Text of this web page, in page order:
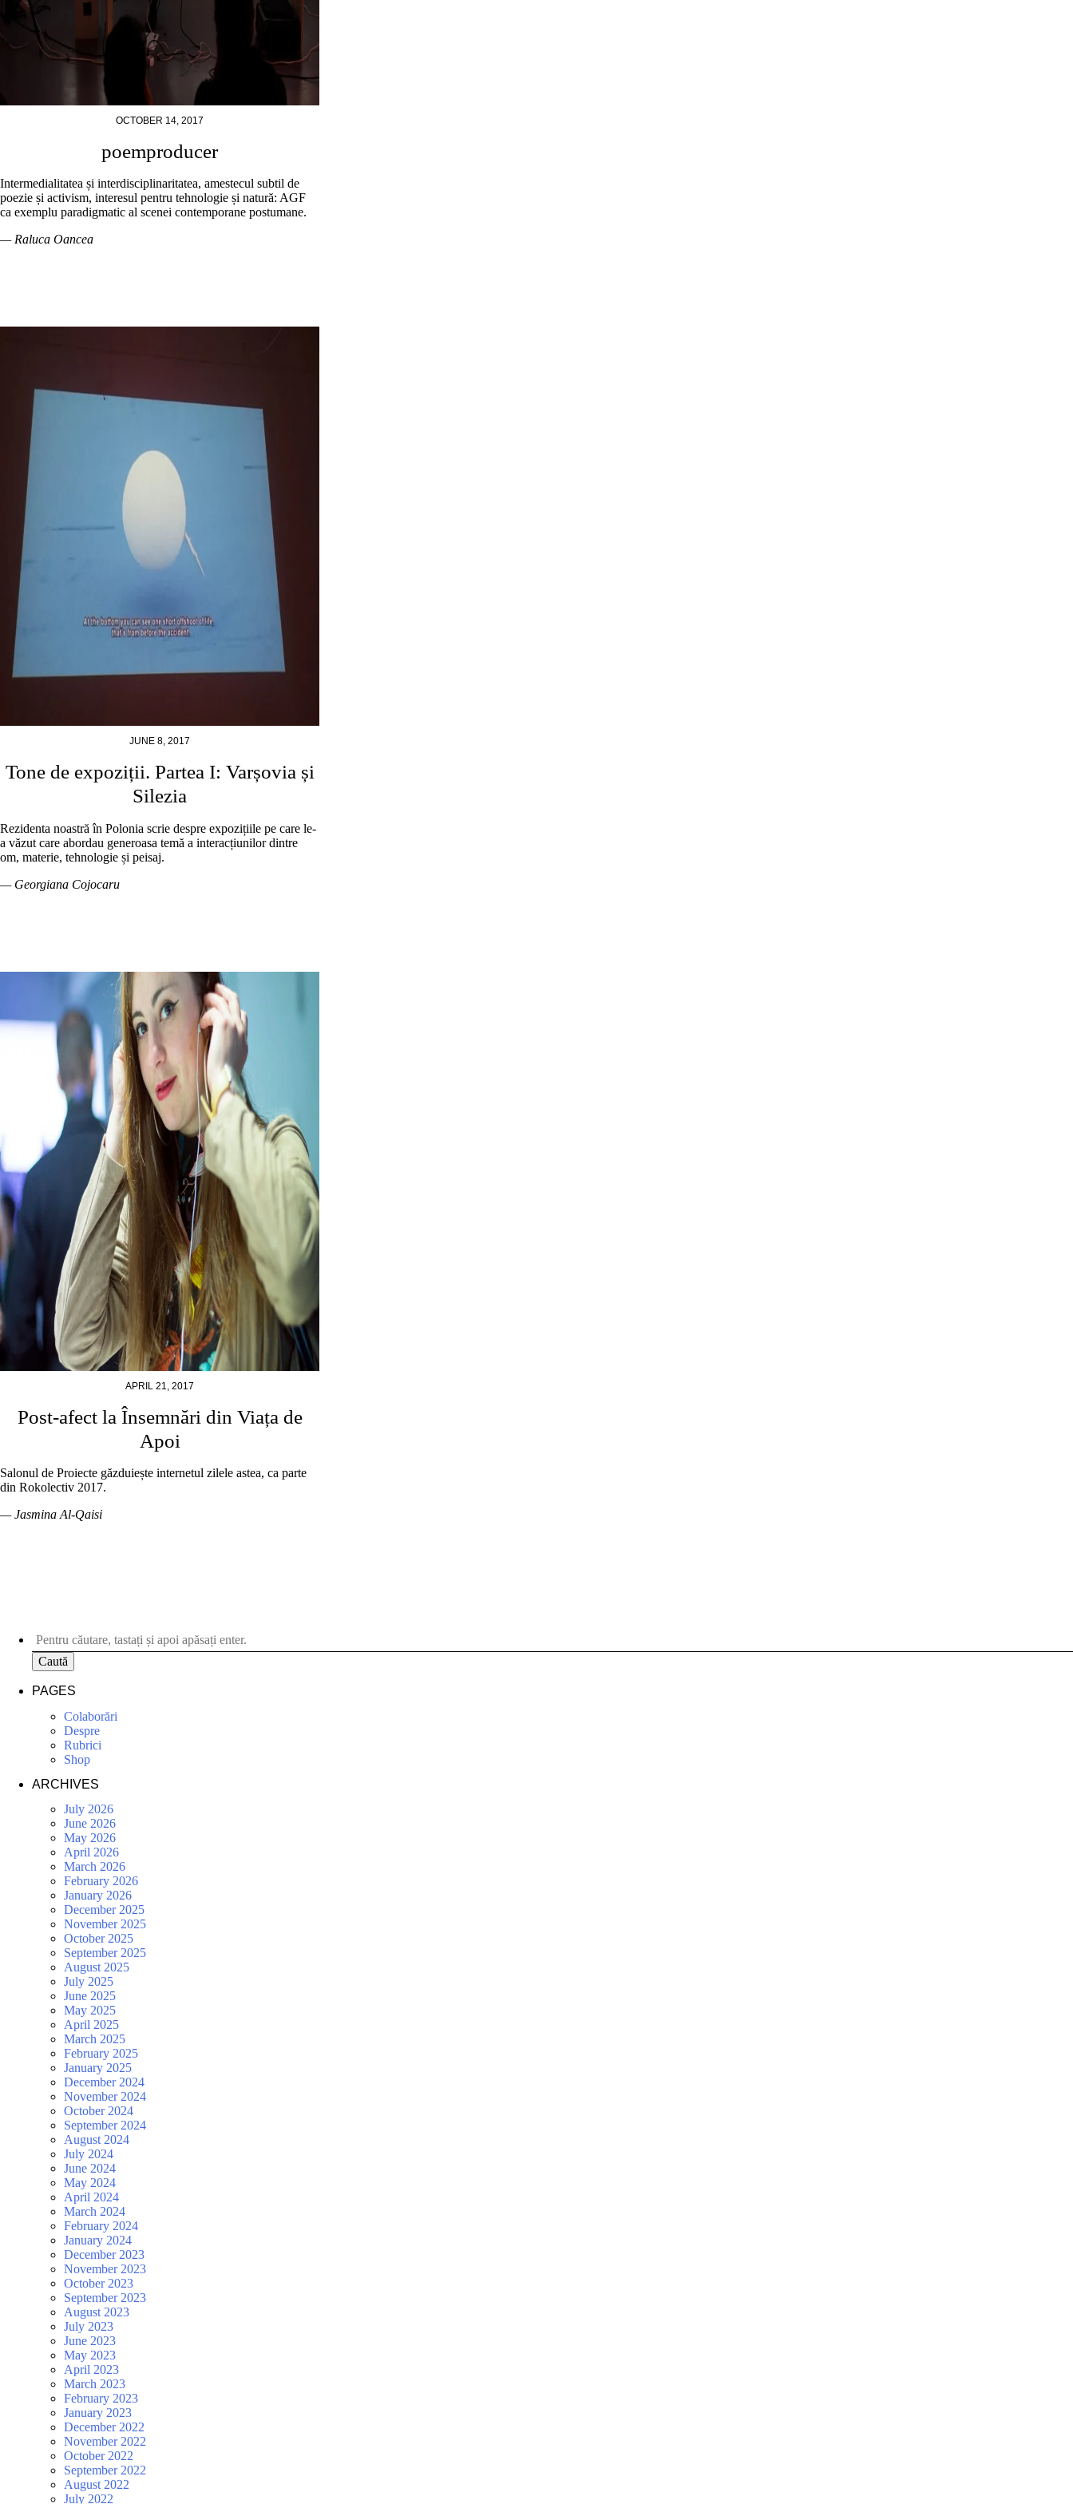
OCTOBER 14, 2017
poemproducer
Intermedialitatea și interdisciplinaritatea, amestecul subtil de
poezie și activism, interesul pentru tehnologie și natură: AGF
ca exemplu paradigmatic al scenei contemporane postumane.
— Raluca Oancea
JUNE 8, 2017
Tone de expoziții. Partea I: Varșovia și
Silezia
Rezidenta noastră în Polonia scrie despre expozițiile pe care le-
a văzut care abordau generoasa temă a interacțiunilor dintre
om, materie, tehnologie și peisaj.
— Georgiana Cojocaru
APRIL 21, 2017
Post-afect la Însemnări din Viața de
Apoi
Salonul de Proiecte găzduiește internetul zilele astea, ca parte
din Rokolectiv 2017.
— Jasmina Al-Qaisi
Caută
PAGES
Colaborări
Despre
Rubrici
Shop
ARCHIVES
July 2026
June 2026
May 2026
April 2026
March 2026
February 2026
January 2026
December 2025
November 2025
October 2025
September 2025
August 2025
July 2025
June 2025
May 2025
April 2025
March 2025
February 2025
January 2025
December 2024
November 2024
October 2024
September 2024
August 2024
July 2024
June 2024
May 2024
April 2024
March 2024
February 2024
January 2024
December 2023
November 2023
October 2023
September 2023
August 2023
July 2023
June 2023
May 2023
April 2023
March 2023
February 2023
January 2023
December 2022
November 2022
October 2022
September 2022
August 2022
July 2022